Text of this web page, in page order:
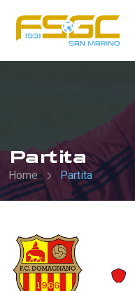
Partita
Home Partita